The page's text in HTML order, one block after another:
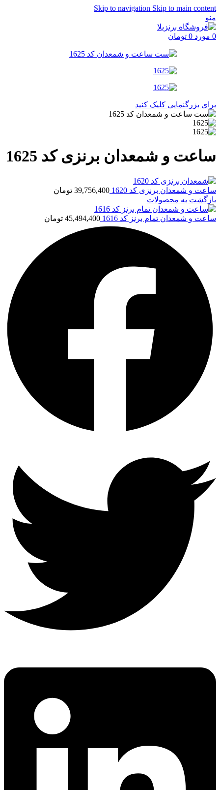
Skip to navigation Skip to main content
منو
0 مورد 0 تومان
برای بزرگنمایی کلیک کنید
ساعت و شمعدان برنزی کد 1625
ساعت و شمعدان برنزی کد 1620 39,756,400 تومان
بازگشت به محصولات
ساعت و شمعدان تمام برنز کد 1616 45,494,400 تومان